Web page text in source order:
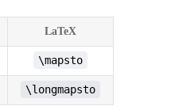
LaTeX
\mapsto
\longmapsto